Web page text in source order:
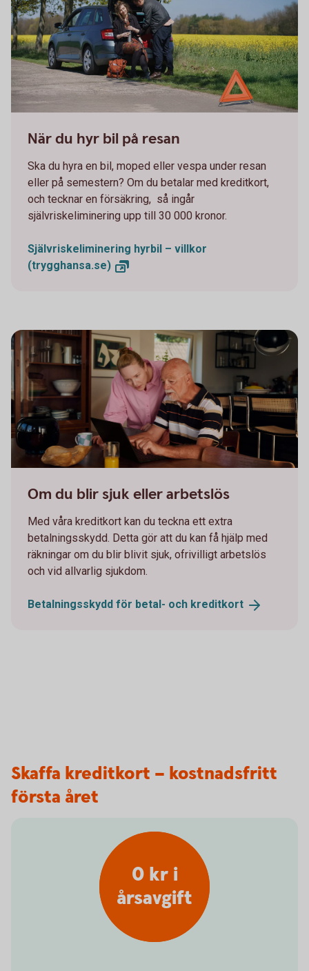
När du hyr bil på resan
Ska du hyra en bil, moped eller vespa under resan
eller på semestern? Om du betalar med kreditkort,
och tecknar en försäkring, så ingår
självriskeliminering upp till 30 000 kronor.
Självriskeliminering hyrbil – villkor
(trygghansa.se)
Om du blir sjuk eller arbetslös
Med våra kreditkort kan du teckna ett extra
betalningsskydd. Detta gör att du kan få hjälp med
räkningar om du blir blivit sjuk, ofrivilligt arbetslös
och vid allvarlig sjukdom.
Betalningsskydd för betal- och kreditkort
Skaffa kreditkort – kostnadsfritt
första året
0 kr i
årsavgift